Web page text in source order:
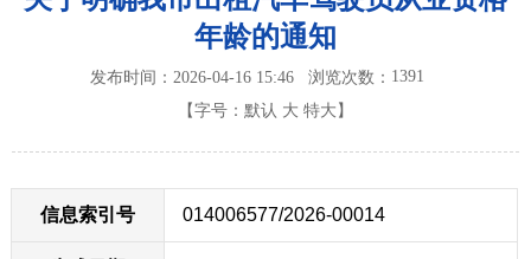
年龄的通知
发布时间：2026-04-16 15:46浏览次数： 1391
【字号： 默认 大 特大 】
信息索引号 014006577/2026-00014